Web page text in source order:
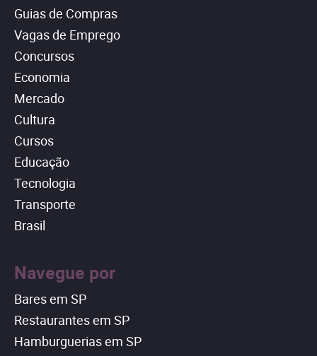
Guias de Compras
Vagas de Emprego
Concursos
Economia
Mercado
Cultura
Cursos
Educação
Tecnologia
Transporte
Brasil
Navegue por
Bares em SP
Restaurantes em SP
Hamburguerias em SP